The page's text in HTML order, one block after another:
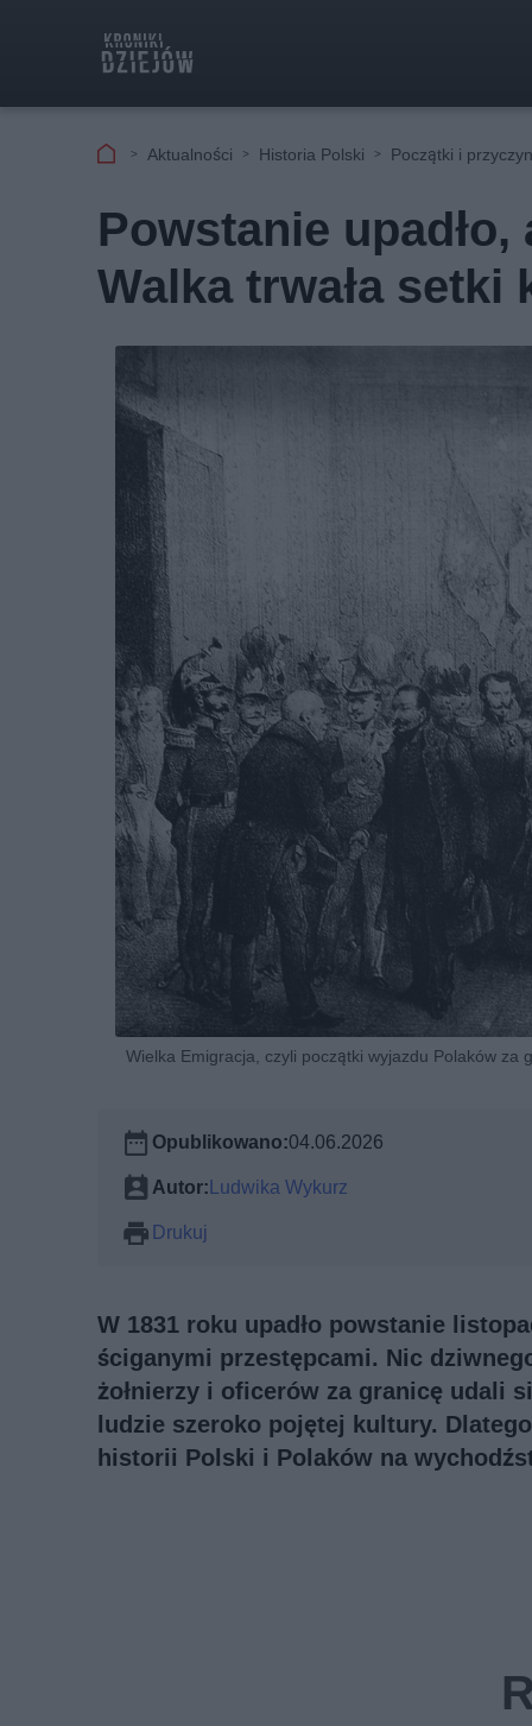
Aktualności Historia Polski Początki i
Powstanie
Walka trwała
Wielka Emigracja, czyli początki wyjazdu Polaków
Opublikowano:04.06.2026
Autor:Ludwika Wykurz
Drukuj
W 1831 roku upadło powstanie
ściganymi przestępcami. Nic
żołnierzy i oficerów za granicę udali
ludzie szeroko pojętej kultury.
historii Polski i Polaków na